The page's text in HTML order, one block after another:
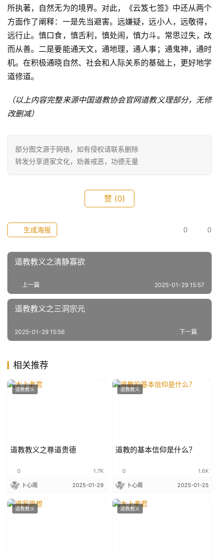
所执著，自然无为的境界。对此，《云笈七签》中还从两个
方面作了阐释：一是先当避害。远嫌疑，远小人，远敬得，
远行止。慎口食，慎舌利，慎处闹，慎力斗。常思过失，改
而从善。二是要能通天文，通地理，通人事；通鬼神，通时
机。在积极通晓自然、社会和人际关系的基础上，更好地学
道修道。
（以上内容完整来源中国道教协会官网道教义理部分，无修
改删减）
部分图文源于网络，如有侵权请联系删除
转发分享道家文化，劝善戒恶，功德无量
赞 (0)
0 0
生成海报
道教教义之清静寡欲
上一篇 2025-01-29 15:57
道教教义之三洞宗元
下一篇
2025-01-29 15:56
相关推荐
道教教义
道教教义之尊道贵德
0 1.7K
卜心阁 2025-01-29
道教教义
道教的基本信仰是什么？
0 1.6K
卜心阁 2025-01-25
道教教义 道教教义